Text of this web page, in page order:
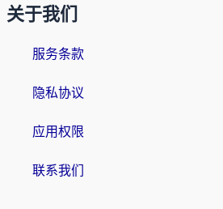
关于我们
服务条款
隐私协议
应用权限
联系我们